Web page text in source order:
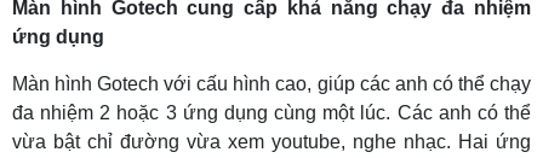
Màn hình Gotech cung cấp khả năng chạy đa nhiệm
ứng dụng
Màn hình Gotech với cấu hình cao, giúp các anh có thể chạy
đa nhiệm 2 hoặc 3 ứng dụng cùng một lúc. Các anh có thể
vừa bật chỉ đường vừa xem youtube, nghe nhạc. Hai ứng